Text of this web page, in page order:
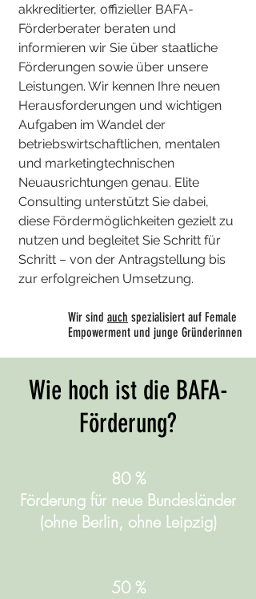
akkreditierter, offizieller BAFA-
Förderberater beraten und
informieren wir Sie über staatliche
Förderungen sowie über unsere
Leistungen. Wir kennen Ihre neuen
Herausforderungen und wichtigen
Aufgaben im Wandel der
betriebswirtschaftlichen, mentalen
und marketingtechnischen
Neuausrichtungen genau. Elite
Consulting unterstützt Sie dabei,
diese Fördermöglichkeiten gezielt zu
nutzen und begleitet Sie Schritt für
Schritt – von der Antragstellung bis
zur erfolgreichen Umsetzung.
Wir sind auch spezialisiert auf Female
Empowerment und junge Gründerinnen
​Wie hoch ist die BAFA-
Förderung?
80 %
Förderung für neue Bundesländer
(ohne Berlin, ohne Leipzig)
50 %